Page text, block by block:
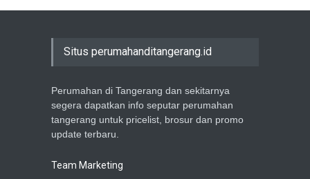
Situs perumahanditangerang.id
Perumahan di Tangerang dan sekitarnya
segera dapatkan info seputar perumahan
tangerang untuk pricelist, brosur dan promo
update terbaru.
Team Marketing